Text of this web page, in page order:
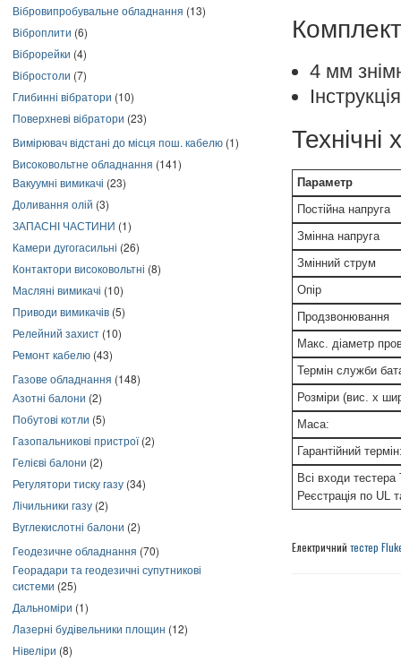
Вібровипробувальне обладнання (13)
Віброплити (6)
Віброрейки (4)
Вібростоли (7)
Глибинні вібратори (10)
Поверхневі вібратори (23)
Вимірювач відстані до місця пош. кабелю (1)
Високовольтне обладнання (141)
Вакуумні вимикачі (23)
Доливання олій (3)
ЗАПАСНІ ЧАСТИНИ (1)
Камери дугогасильні (26)
Контактори високовольтні (8)
Масляні вимикачі (10)
Приводи вимикачів (5)
Релейний захист (10)
Ремонт кабелю (43)
Газове обладнання (148)
Азотні балони (2)
Побутові котли (5)
Газопальникові пристрої(2)
Гелієві балони (2)
Регулятори тиску газу (34)
Лічильники газу (2)
Вуглекислотні балони (2)
Геодезичне обладнання (70)
Георадари та геодезичні супутникові
системи (25)
Дальноміри (1)
Лазерні будівельники площин (12)
Нівеліри (8)
4 мм
Технічні
Параметр
Постійна напруга
Змінна напруга
Змінний струм
Опір
Продзвонювання
Макс. діаметр
Термін служби
Розміри (вис. х
Маса:
Гарантійний
Всі входи
Реєстрація по UL
Електричний тестер